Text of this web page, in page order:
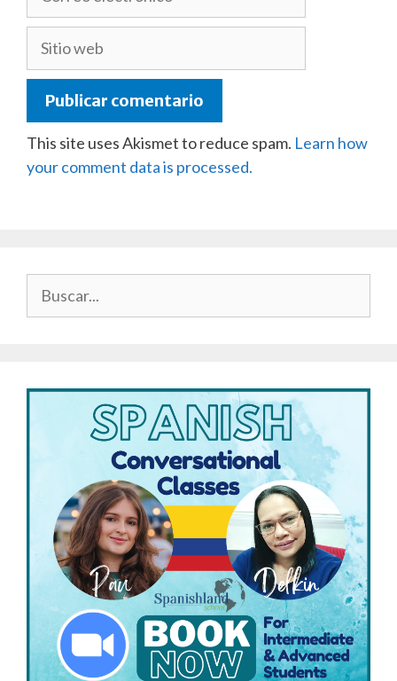
This site uses Akismet to reduce spam. Learn how
your comment data is processed.